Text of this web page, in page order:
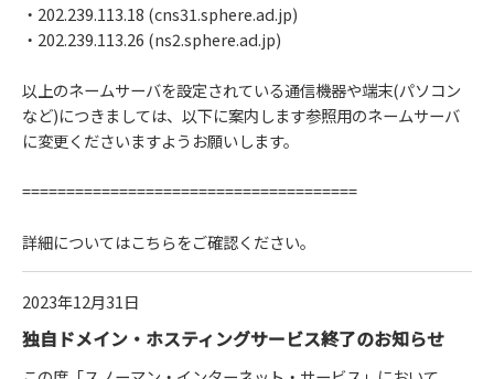
・202.239.113.18 (cns31.sphere.ad.jp)
・202.239.113.26 (ns2.sphere.ad.jp)
以上のネームサーバを設定されている通信機器や端末(パソコン
など)につきましては、以下に案内します参照用のネームサーバ
に変更くださいますようお願いします。
======================================
詳細についてはこちらをご確認ください。
2023年12月31日
独自ドメイン・ホスティングサービス終了のお知らせ